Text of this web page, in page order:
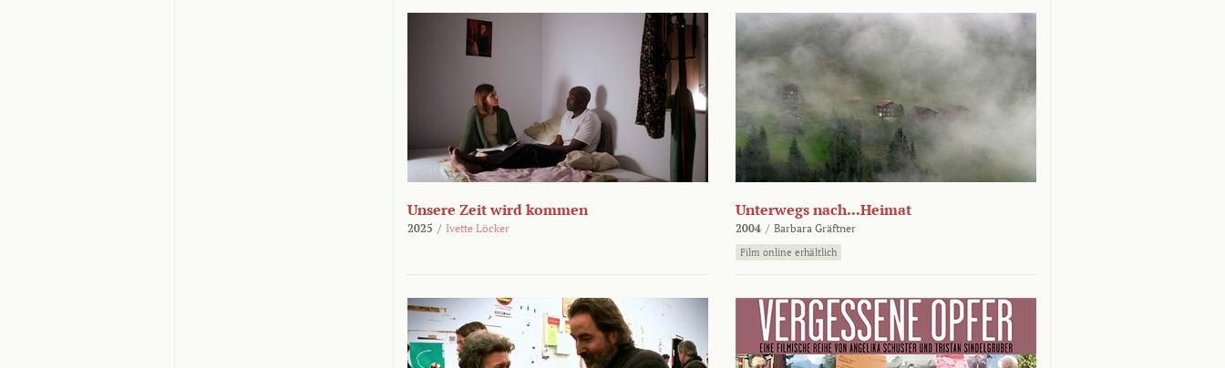
Unsere Zeit wird kommen
2025 / Ivette Löcker
Unterwegs nach...Heimat
2004 / Barbara Gräftner
Film online erhältlich